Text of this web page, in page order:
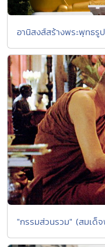
อานิสงส์สร้างพระพุทธ
"กรรมส่วนรวม" (สมเด็